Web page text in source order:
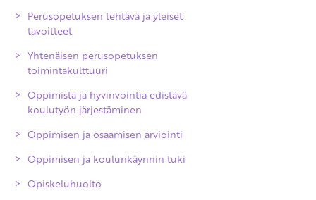
Perusopetuksen tehtävä ja yleiset
tavoitteet
Yhtenäisen perusopetuksen
toimintakulttuuri
Oppimista ja hyvinvointia edistävä
koulutyön järjestäminen
Oppimisen ja osaamisen arviointi
Arvioinnin yleiset periaatteet
Oppimisen ja osaamisen arviointi
Oppimisen ja koulunkäynnin tuki
Opiskeluhuolto